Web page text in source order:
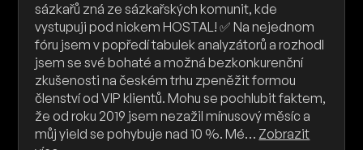
sázkařů zná ze sázkařských komunit, kde
vystupuji pod nickem HOSTAL! ✅ Na nejednom
fóru jsem v popředí tabulek analyzátorů a rozhodl
jsem se své bohaté a možná bezkonkurenční
zkušenosti na českém trhu zpeněžit formou
členství od VIP klientů. Mohu se pochlubit faktem,
že od roku 2019 jsem nezažil mínusový měsíc a
můj yield se pohybuje nad 10 %. Mé… Zobrazit